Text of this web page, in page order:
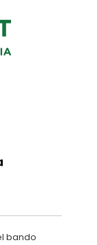
bando